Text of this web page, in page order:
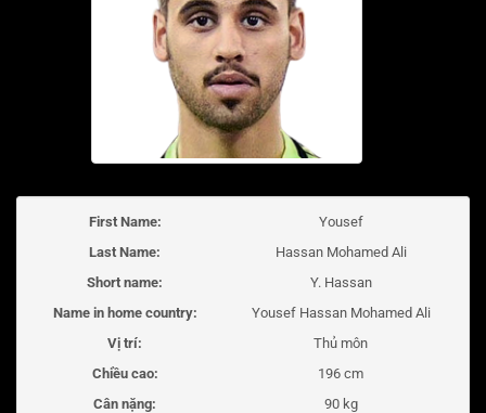
First Name:
Yousef
Last Name:
Hassan Mohamed Ali
Short name:
Y. Hassan
Name in home country:
Yousef Hassan Mohamed Ali
Vị trí:
Thủ môn
Chiều cao:
196 cm
Cân nặng:
90 kg